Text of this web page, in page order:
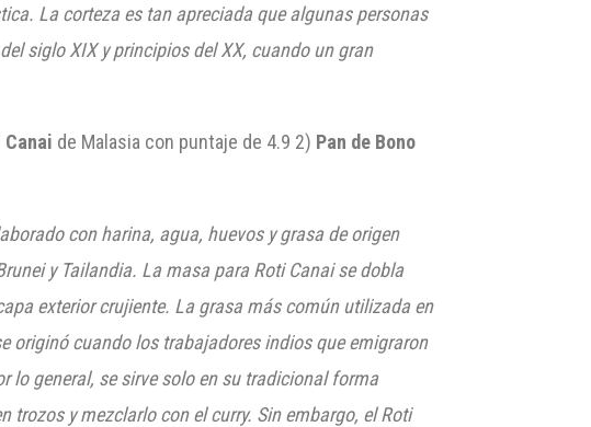
La corteza es tan apreciada que algunas personas
siglo XIX y principios del XX, cuando un gran
Canai de Malasia con puntaje de 4.9 2) Pan de Bono
con harina, agua, huevos y grasa de origen
y Tailandia. La masa para Roti Canai se dobla
exterior crujiente. La grasa más común utilizada en
originó cuando los trabajadores indios que emigraron
lo general, se sirve solo en su tradicional forma
y mezclarlo con el curry. Sin embargo, el Roti